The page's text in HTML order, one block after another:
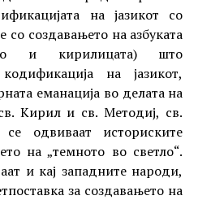
на јазикот со
со создавањето на азбуката
и кирилицата) што
на јазикот,
еманација во делата на
Кирил и св. Методиј, св.
одвиваат историските
на „темното во светло“.
и кај западните народи,
за создавањето на